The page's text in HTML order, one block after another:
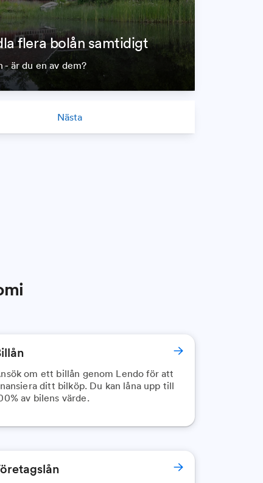
flera bolån samtidigt
- är du en av dem?
Nästa
om ett billån genom Lendo för att
ditt bilköp. Du kan låna upp till
av bilens värde.